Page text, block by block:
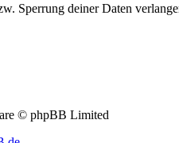
Sperrung deiner Daten
© phpBB Limited